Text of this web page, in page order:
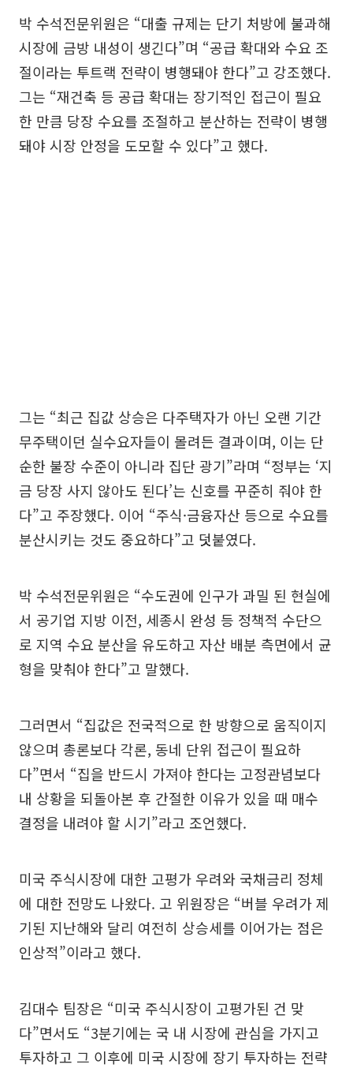
박 수석전문위원은 “대출 규제는 단기 처방에 불과해
시장에 금방 내성이 생긴다”며 “공급 확대와 수요 조
절이라는 투트랙 전략이 병행돼야 한다”고 강조했다.
그는 “재건축 등 공급 확대는 장기적인 접근이 필요
한 만큼 당장 수요를 조절하고 분산하는 전략이 병행
돼야 시장 안정을 도모할 수 있다”고 했다.
그는 “최근 집값 상승은 다주택자가 아닌 오랜 기간
무주택이던 실수요자들이 몰려든 결과이며, 이는 단
순한 불장 수준이 아니라 집단 광기”라며 “정부는 ‘지
금 당장 사지 않아도 된다’는 신호를 꾸준히 줘야 한
다”고 주장했다. 이어 “주식·금융자산 등으로 수요를
분산시키는 것도 중요하다”고 덧붙였다.
박 수석전문위원은 “수도권에 인구가 과밀 된 현실에
서 공기업 지방 이전, 세종시 완성 등 정책적 수단으
로 지역 수요 분산을 유도하고 자산 배분 측면에서 균
형을 맞춰야 한다”고 말했다.
그러면서 “집값은 전국적으로 한 방향으로 움직이지
않으며 총론보다 각론, 동네 단위 접근이 필요하
다”면서 “집을 반드시 가져야 한다는 고정관념보다
내 상황을 되돌아본 후 간절한 이유가 있을 때 매수
결정을 내려야 할 시기”라고 조언했다.
미국 주식시장에 대한 고평가 우려와 국채금리 정체
에 대한 전망도 나왔다. 고 위원장은 “버블 우려가 제
기된 지난해와 달리 여전히 상승세를 이어가는 점은
인상적”이라고 했다.
김대수 팀장은 “미국 주식시장이 고평가된 건 맞
다”면서도 “3분기에는 국 내 시장에 관심을 가지고
투자하고 그 이후에 미국 시장에 장기 투자하는 전략